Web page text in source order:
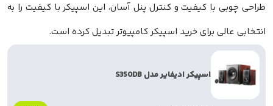
کیفیت و کنترل پنل آسان، این اسپیکر با کیفیت را به
برای خرید اسپیکر کامپیوتر تبدیل کرده است.
اسپیکر ادیفایر مدل S350DB